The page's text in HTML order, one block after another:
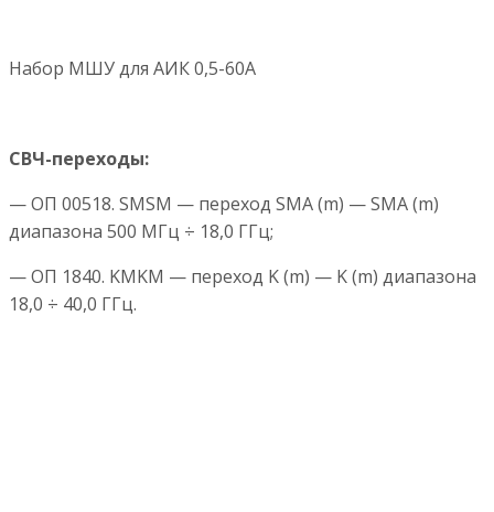
Набор МШУ для АИК 0,5-60А
СВЧ-переходы:
— ОП 00518. SMSM — переход SMA (m) — SMA (m)
диапазона 500 МГц ÷ 18,0 ГГц;
— ОП 1840. KMKM — переход K (m) — K (m) диапазона
18,0 ÷ 40,0 ГГц.